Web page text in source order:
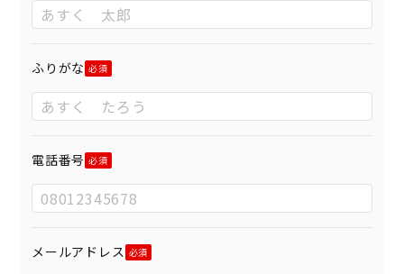
ふりがな
電話番号
メールアドレス